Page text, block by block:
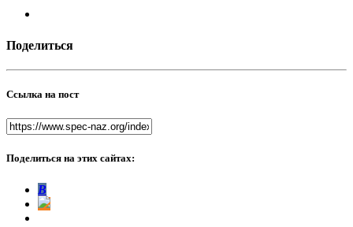
Поделиться
Ссылка на пост
Поделиться на этих сайтах:
В